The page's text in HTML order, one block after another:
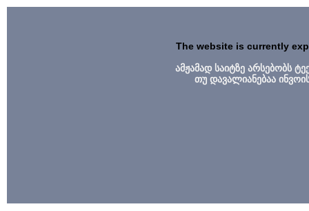
The website is currently
ამჟამად საიტზე არსებობს
თუ დავალიანებაა